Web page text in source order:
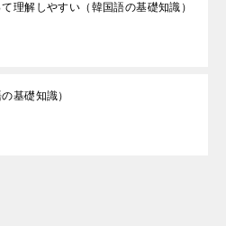
理解しやすい（韓国語の基礎知識）
基礎知識）